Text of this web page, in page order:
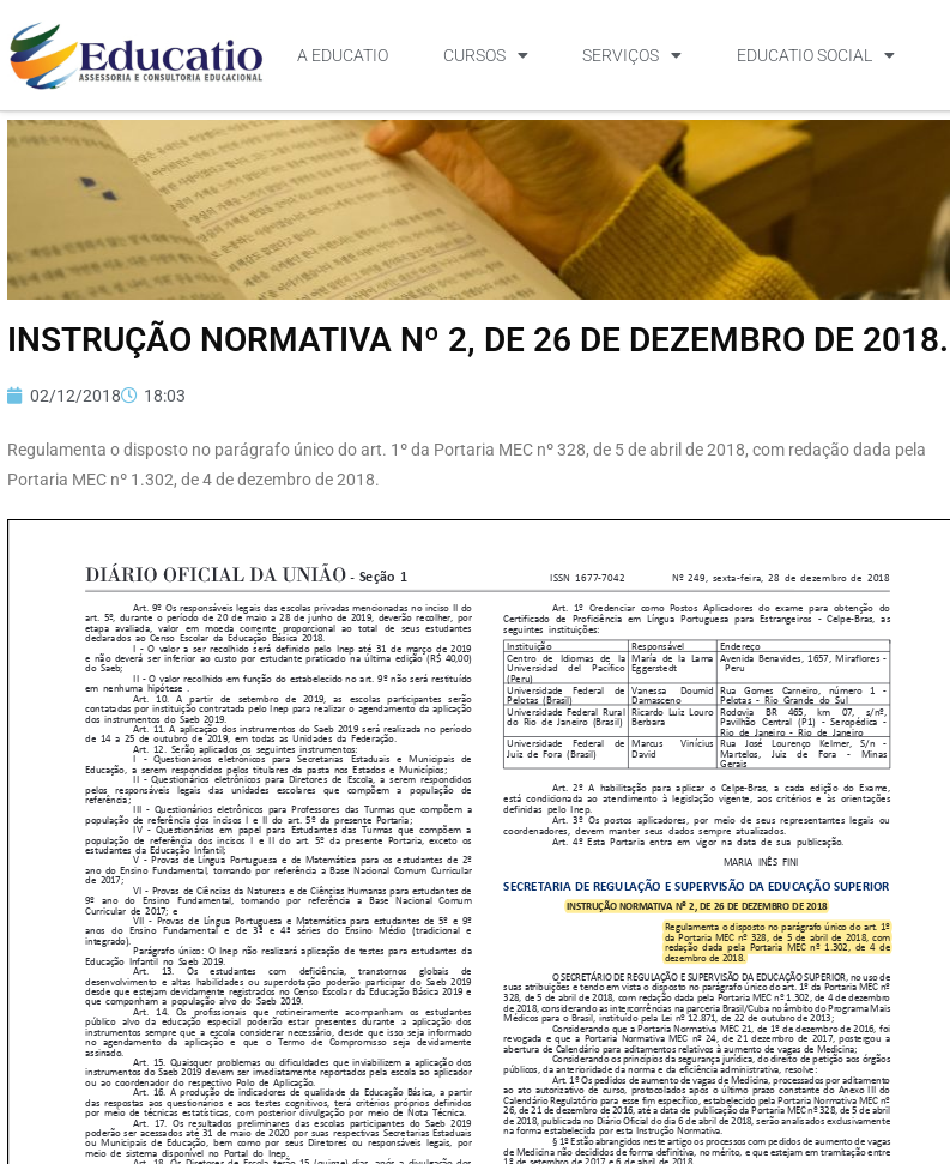
A EDUCATIO CURSOS SERVIÇOS EDUCATIO SOCIAL
INSTRUÇÃO NORMATIVA Nº 2, DE 26 DE DEZEMBRO DE 2018.
02/12/2018 18:03
Regulamenta o disposto no parágrafo único do art. 1º da Portaria MEC nº 328, de 5 de abril de 2018, com redação dada pela
Portaria MEC nº 1.302, de 4 de dezembro de 2018.